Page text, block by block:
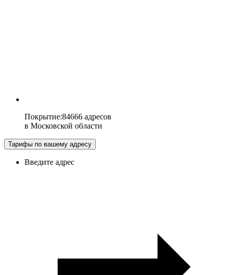
Покрытие:84666 адресов
в Московской области
Тарифы по вашему адресу
Введите адрес